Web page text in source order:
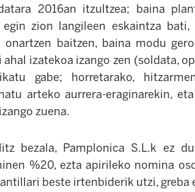
2016an itzultzea; baina
egin zion langileen eskaintza
onartzen baitzen, baina modu
izatekoa izango zen (soldata,
gabe; horretarako,
arteko aurrera-eraginarekin,
zuena.
bezala, Pamplonica S.L.k ez
%20, ezta apirileko nomina
beste irtenbiderik utzi,